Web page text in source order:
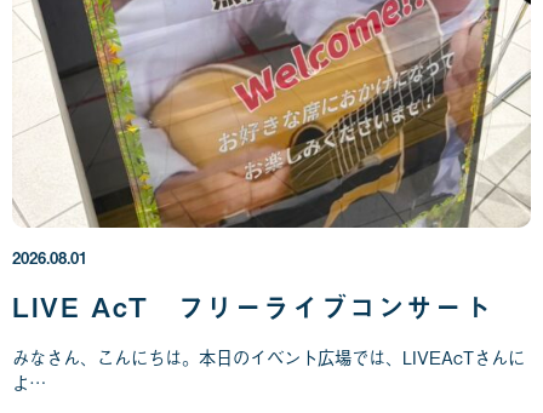
LIVE AcT フリーライブコンサート
みなさん、こんにちは。本日のイベント広場では、LIVEAcTさんに
よ…
2026.08.01
2
6
0
月
1
日